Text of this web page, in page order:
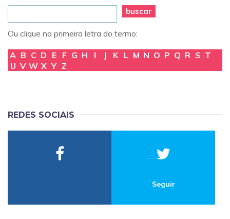
buscar
Ou clique na primeira letra do termo:
A B C D E F G H I J K L M N O P Q R S T
U V W X Y Z
REDES SOCIAIS
Seguir